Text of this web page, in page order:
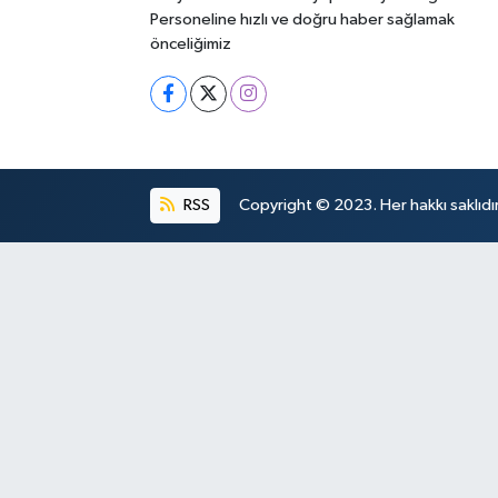
Personeline hızlı ve doğru haber sağlamak
önceliğimiz
RSS Copyright © 2023. Her hakkı